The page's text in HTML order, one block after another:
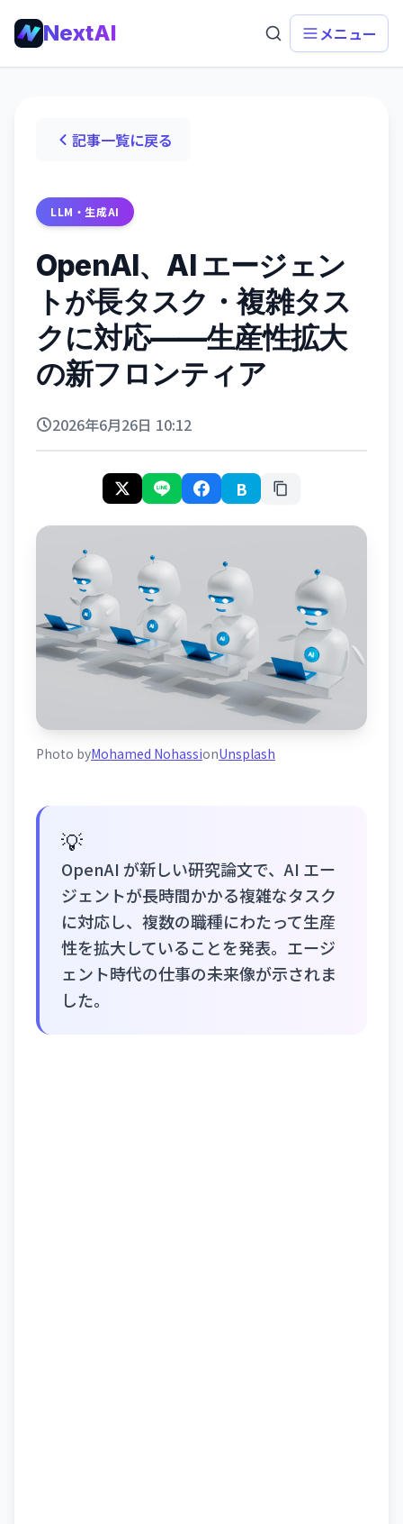
NextAI メニュー
記事一覧に戻る
LLM・生成AI
OpenAI、AI エージェン
トが長タスク・複雑タス
クに対応——生産性拡大
の新フロンティア
2026年6月26日 10:12
B
Photo byMohamed NohassionUnsplash
💡
OpenAI が新しい研究論文で、AI エー
ジェントが長時間かかる複雑なタスク
に対応し、複数の職種にわたって生産
性を拡大していることを発表。エージ
ェント時代の仕事の未来像が示されま
した。